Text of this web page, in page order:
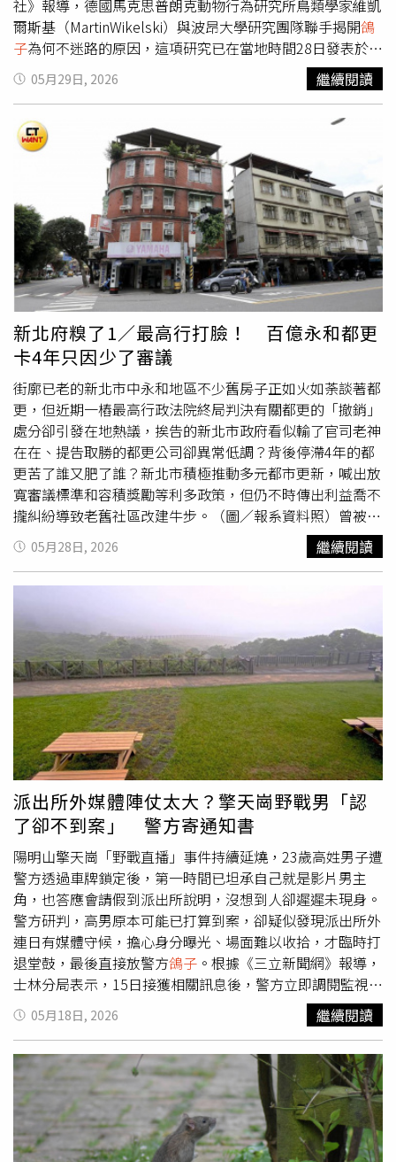
不是是否原諒，而是孩子才2歲，不知道究竟該立即離婚，
還是先談妥對自己與孩子最有利的條件，再做最後決定。貼
文曝光後引發網友熱議，不少人認為原PO冷靜蒐證、先交
由律師評估的做法相當理性，也有人提醒，網路貼文內容屬
當事人單方面陳述，若涉及離婚或侵害配偶權等法律爭議，
仍須依實際證據及司法程序認定。
社》報導，德國馬克思普朗克動物行為研究所鳥類學家維凱
爾斯基（MartinWikelski）與波昂大學研究團隊聯手揭開鴿
子為何不迷路的原因，這項研究已在當地時間28日發表於國
際頂尖學術期刊《科學》。團隊分析
的器官時，意外在
肝臟發現極為強烈的磁信號。研究報告指出，
鴿子肝臟內擁
有一種特殊的免疫細胞，主要負責分解紅血球並儲存鐵質。
為了驗證假說，科學家嘗試暫時移除
胞並進行放飛測試，結果發現這些
鴿子在失去該細胞後，竟
然完全喪失方向感，直接證實了富含鐵質的肝臟細胞在鳥類
的導航系統中扮演關鍵角色。該研究共同作者、波昂大學學
者利索夫斯基（Clivia Lisowski）進一步解釋，這些特殊的
免疫細胞恰好位於肝臟的神經纖維附近。研究團隊推測，這
很可能就是肝臟將感應到的「磁覺」訊息傳遞至大腦，進而
指引鴿子飛行方向的傳導路徑。有趣的是，實驗中發現鴿子
的磁場羅盤只有在「陰天」才會失靈，這是因為牠們在晴天
時，還會同時利用太陽的位置來協助修正與導航。未參與研
究的美國麻薩諸塞大學波士頓分校行為生態學家高艾伯
（Albert Kao）坦言，自己壓根沒想過
會與肝臟有關，但聽完實驗論證後覺得相當有說服力。研究
團隊也推測，其他鳥類或像是老鼠等哺乳動物，體內可能也
都具備這種與生俱來的「肝臟磁場GPS」。不過，第三方專
家強調，要完全證實鴿子導航機制並釐清信號傳遞至大腦的
確切細節，仍需更多後續研究。英國獸醫病理學家斯皮羅
（Simon Spiro）與生物學家德雷克斯史密斯（Hal
Drakesmith）在隨刊評論中指出，動物的磁覺謎題可能不
只一個標準答案，
在進行長途跋涉或尋找特定目的地
時，可能會切換不同的磁場感應技術，才是最安全的生存法
則。
05月29日, 2026 繼續閱讀
新北府糗了1／最高行打臉！ 百億永和都更
卡4年只因少了審議
街廓已老的新北市中永和地區不少舊房子正如火如荼談著都
更，但近期一樁最高行政法院終局判決有關都更的「撤銷」
處分卻引發在地熱議，挨告的新北市政府看似輸了官司老神
在在、提告取勝的都更公司卻異常低調？背後停滯4年的都
更苦了誰又肥了誰？新北市積極推動多元都市更新，喊出放
寬審議標準和容積獎勵等利多政策，但仍不時傳出利益喬不
攏糾紛導致老舊社區改建牛步。（圖／報系資料照）曾被諷
為「駁回法院」的最高行政法院5月初罕見地確定了一樁
「民告官」獲勝的案子，原來是新北都更建築經理公司從
2014年就開始在永和老宅穿梭，一路整合了永和區公所商
左右的超高建築，原本老宅260戶「翻兩翻」將成了670戶
摩登大樓，房產專家直呼總銷金額上看新台幣170億元都不
為過。但都更案子來來往往到了2022年卻被新北市政府以
「錯過補正期限」退件回了原點，吞不下這口氣的都更公司
一狀把新北市政府告上了行政法院，便開始4年的訴訟路。
在地資深房仲林明賜帶CTWant直擊現場，整區一樓特別地
有不少小型汽車修護廠，各類餐飲與「永和豆漿」招牌也沒
少，只是街道狹窄動不動就走入「無尾巷」五里霧中，確實
需要在地行家帶路。林明賜直言這塊地太精華了，因為在寸
土寸金的永和區要找到2,700坪還4面臨路的大面積都更是好
不容易，何況這裡走路10分鐘到達捷運頂溪站一站進台北
市，騎機車或公車永福橋、福和橋5分鐘到北市公館、10分
鐘到敦南商圈是四通八達。新北永和資深房仲林明賜（圖）
介紹位在永和區公所商圈的這處都更單元，鄰近明星國中、
騎車10分鐘到北市，地點之好難怪廠商願意耗個10年耐
心，就是希望成功都更立個名號。（圖／方萬民攝）林明賜
續指中永和「文教區」美名就是這裡撐起的，這塊方正基地
可是緊貼貴族小學私立育才國小，附近市立網溪國小、永和
國中與福和國中雙明星學區更是添了書卷味，一隅福和路
「補教一條街」也神助攻，另外還有樂華夜市、河濱公園等
完整機能，一旁醫療小從各種診所大到耕莘醫院也都走路就
到，難怪開發商「軟磨硬泡」10幾年也在所不惜。如今4年
訴訟被最高行政法院終局確認撤銷新北市府「退件處分」，
最高行認證新北市府都發處怎麼只以「大會報告」逕自撤銷
處分，應該加個「大會審議」實質審議內容，才能進一步決
定撤銷與否啊！也因此讓新北市府得了個「法院認證」的程
05月28日, 2026 繼續閱讀
派出所外媒體陣仗太大？擎天崗野戰男「認
了卻不到案」 警方寄通知書
陽明山擎天崗「野戰直播」事件持續延燒，23歲高姓男子遭
警方透過車牌鎖定後，第一時間已坦承自己就是影片男主
角，也答應會請假到派出所說明，沒想到人卻遲遲未現身。
警方研判，高男原本可能已打算到案，卻疑似發現派出所外
連日有媒體守候，擔心身分曝光、場面難以收拾，才臨時打
退堂鼓，最後直接放警方鴿子 。根據《三立新聞網》報導，
士林分局表示，15日接獲相關訊息後，警方立即調閱監視器
追查，並透過車牌資料鎖定23歲高姓男子。警方致電詢問
時，高男當下坦承自己是事件中的男主角，並表示會向公司
請假，再自行前往派出所接受詢問。不過，高男承諾後卻遲
遲沒有出現。警方指出，事件曝光後，派出所外連續兩天都
有媒體守候，因此不排除高男當天曾到派出所附近，但看到
媒體陣仗後心生畏懼，才臨時決定不進入派出所，導致原本
約好的應訊行程落空。據了解，檢方目前認定，高男與女友
除了涉及公然猥褻案件，也是性影像外流事件中的被害人。
05月18日, 2026 繼續閱讀